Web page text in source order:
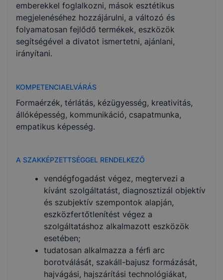
emberekkel foglalkozni, mások esztétikus
megjelenéséhez hozzájárulni, a változó és
folyamatosan fejlődő termékek, eszközök
segítségével a divatot ismertetni, ajánlani,
irányítani.
KOMPETENCIAELVÁRÁS
Formaérzék, térlátás, kézügyesség, kreativitás,
állóképesség, kommunikáció, csapatmunka,
empatikus képesség.
A SZAKKÉPZETTSÉGGEL RENDELKEZŐ
vendégfogadást végez, megtervezi a
kívánt szolgáltatást, diagnosztizál objektív
és szubjektív szempontok alapján,
eszközfertőtlenítést végez a
szolgáltatáshoz alkalmazott eszközök
esetében;
tudatosan alkalmazza a férﬁ arc
borotválását, szakáll-bajusz formázását,
hajvágási, hajszárítási technológiákat,